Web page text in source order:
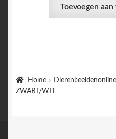
Home
ZWART/WIT
Toevoegen